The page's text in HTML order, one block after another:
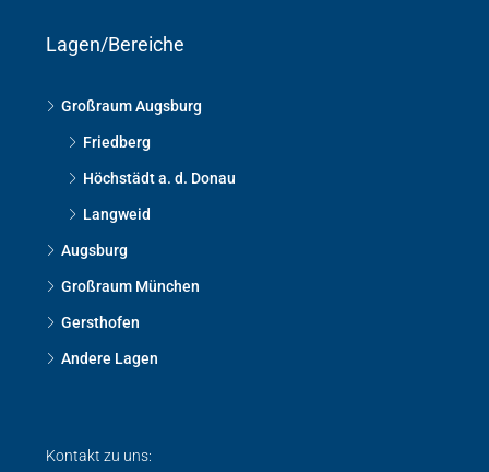
Lagen/Bereiche
Großraum Augsburg
Friedberg
Höchstädt a. d. Donau
Langweid
Augsburg
Großraum München
Gersthofen
Andere Lagen
Kontakt zu uns: